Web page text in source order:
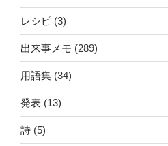
レシピ (3)
出来事メモ (289)
用語集 (34)
発表 (13)
詩 (5)